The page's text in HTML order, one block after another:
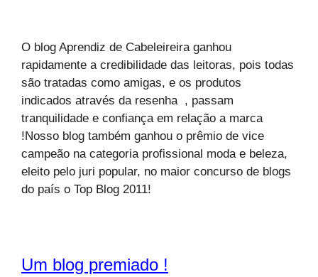
O blog Aprendiz de Cabeleireira ganhou
rapidamente a credibilidade das leitoras, pois todas
são tratadas como amigas, e os produtos
indicados através da resenha , passam
tranquilidade e confiança em relação a marca
!Nosso blog também ganhou o prêmio de vice
campeão na categoria profissional moda e beleza,
eleito pelo juri popular, no maior concurso de blogs
do país o Top Blog 2011!
Um blog premiado !